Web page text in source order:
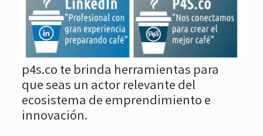
p4s.co te brinda herramientas para
que seas un actor relevante del
ecosistema de emprendimiento e
innovación.